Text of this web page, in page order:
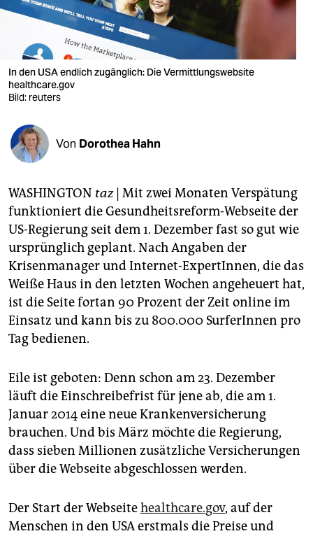
wahrheit
verlag
verlag
veranstaltungen
shop
fragen & hilfe
abo
genossenschaft
epaper login
In den USA endlich zugänglich: Die Vermittlungswebsite
healthcare.gov
Bild: reuters
Von Dorothea Hahn
WASHINGTON taz| Mit zwei Monaten Verspätung
funktioniert die Gesundheitsreform-Webseite der
US-Regierung seit dem 1. Dezember fast so gut wie
ursprünglich geplant. Nach Angaben der
Krisenmanager und Internet-ExpertInnen, die das
Weiße Haus in den letzten Wochen angeheuert hat,
ist die Seite fortan 90 Prozent der Zeit online im
Einsatz und kann bis zu 800.000 SurferInnen pro
Tag bedienen.
Eile ist geboten: Denn schon am 23. Dezember
läuft die Einschreibefrist für jene ab, die am 1.
Januar 2014 eine neue Krankenversicherung
brauchen. Und bis März möchte die Regierung,
dass sieben Millionen zusätzliche Versicherungen
über die Webseite abgeschlossen werden.
Der Start der Webseitehealthcare.gov, auf der
Menschen in den USA erstmals die Preise und